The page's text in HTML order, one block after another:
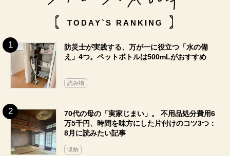
TODAY`S RANKING
防災士が実践する、万が一に役立つ「水の備
え」4つ。ペットボトルは500mLがおすすめ
読み物
70代の母の「実家じまい」。 不用品処分費用6
万5千円、時間を味方にした片付けのコツ3つ：
8月に読みたい記事
収納